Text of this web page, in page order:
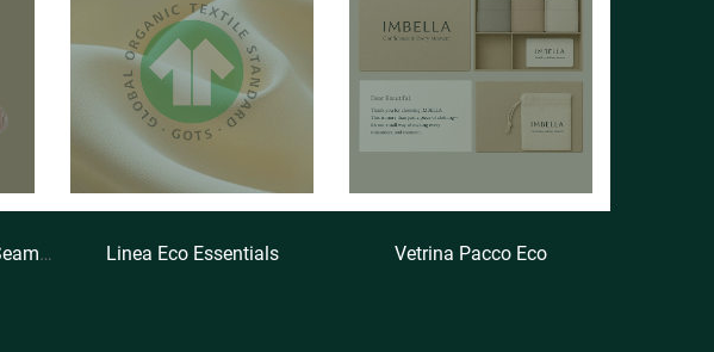
Abbigliamento Sportivo e Seamless Linea Eco Essentials Vetrina Pacco Eco